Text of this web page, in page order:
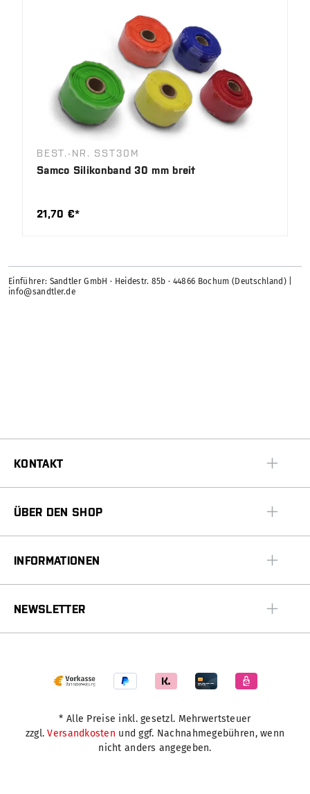
BEST.-NR. SST30M
Samco Silikonband 30 mm breit
21,70 €*
Einführer: Sandtler GmbH · Heidestr. 85b · 44866 Bochum (Deutschland) |
info@sandtler.de
KONTAKT
ÜBER DEN SHOP
INFORMATIONEN
NEWSLETTER
* Alle Preise inkl. gesetzl. Mehrwertsteuer
zzgl.Versandkosten und ggf. Nachnahmegebühren, wenn
nicht anders angegeben.